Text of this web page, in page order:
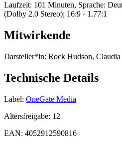
Laufzeit: 101 Minuten, Sprache:
(Dolby 2.0 Stereo); 16:9 - 1.77:1
Mitwirkende
Darsteller*in: Rock Hudson,
Technische Details
Label: OneGate Media
Altersfreigabe: 12
EAN: 4052912590816